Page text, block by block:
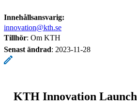
Innehållsansvarig:
innovation@kth.se
Tillhör: Om KTH
Senast ändrad: 2023-11-28
KTH Innovation Launch